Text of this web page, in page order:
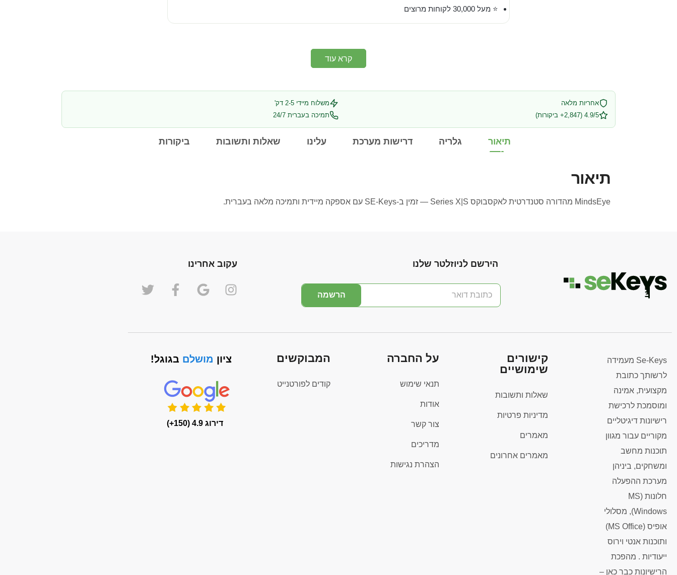
⭐ מעל 30,000 לקוחות מרוצים
קרא עוד
אחריות מלאה
משלוח מיידי 2-5 דק'
4.9/5 (2,847+ ביקורות)
תמיכה בעברית 24/7
תיאור גלריה דרישות מערכת עלינו שאלות ותשובות ביקורות
תיאור
MindsEye מהדורה סטנדרטית לאקסבוקס Series X|S — זמין ב-SE-Keys עם אספקה מיידית ותמיכה מלאה בעברית.
הירשם לניוזלטר שלנו
הרשמה
עקוב אחרינו
Se-Keys מעמידה
לרשותך כתובת
מקצועית, אמינה
ומוסמכת לרכישת
רישיונות דיגיטליים
מקוריים עבור מגוון
תוכנות מחשב
ומשחקים, ביניהן
מערכת ההפעלה
חלונות (MS
Windows), מסלולי
אופיס (MS Office)
ותוכנות אנטי וירוס
ייעודיות . מהפכת
הרישיונות כבר כאן –
קישורים
שימושיים
שאלות ותשובות
מדיניות פרטיות
מאמרים
מאמרים אחרונים
על החברה
תנאי שימוש
אודות
צור קשר
מדריכים
הצהרת נגישות
המבוקשים
קודים לפורטנייט
ציון מושלם בגוגל!
דירוג 4.9 (150+)